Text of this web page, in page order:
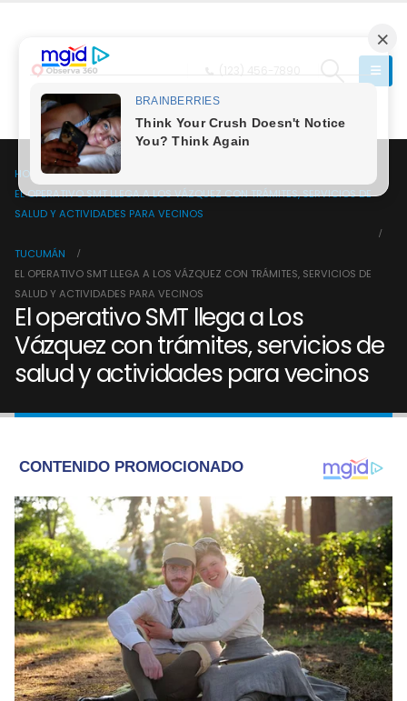
HOME
EL OPERATIVO SMT LLEGA A LOS VÁZQUEZ CON TRÁMITES, SERVICIOS DE
SALUD Y ACTIVIDADES PARA VECINOS
TUCUMÁN
EL OPERATIVO SMT LLEGA A LOS VÁZQUEZ CON TRÁMITES, SERVICIOS DE
SALUD Y ACTIVIDADES PARA VECINOS
El operativo SMT llega a Los
Vázquez con trámites, servicios de
salud y actividades para vecinos